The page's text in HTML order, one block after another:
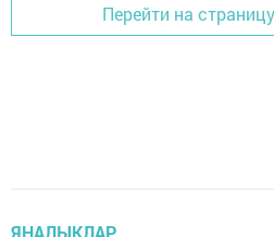
Перейти на
ЯҢАЛЫКЛАР